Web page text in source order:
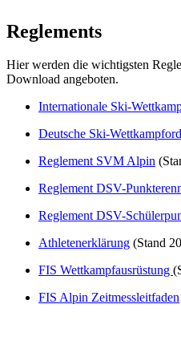
Reglements
Hier werden die wichtigsten
Download angeboten.
Internationale Ski-
Deutsche Ski-
Reglement SVM Alpin
Reglement DSV-
Reglement DSV-
Athletenerklärung (Stand
FIS Wettkampfausrüstung
FIS Alpin Zeitmessleitfaden